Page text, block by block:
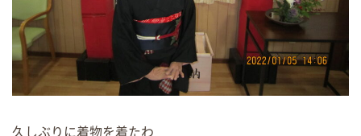
久しぶりに着物を着たわ